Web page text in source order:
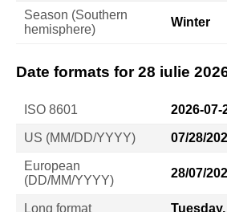
Season (Southern
hemisphere)
Winter
Date formats for 28 iulie
ISO 8601 2026-07-
US (MM/DD/YYYY) 07/28/
European
(DD/MM/YYYY)
28/07/
Long format